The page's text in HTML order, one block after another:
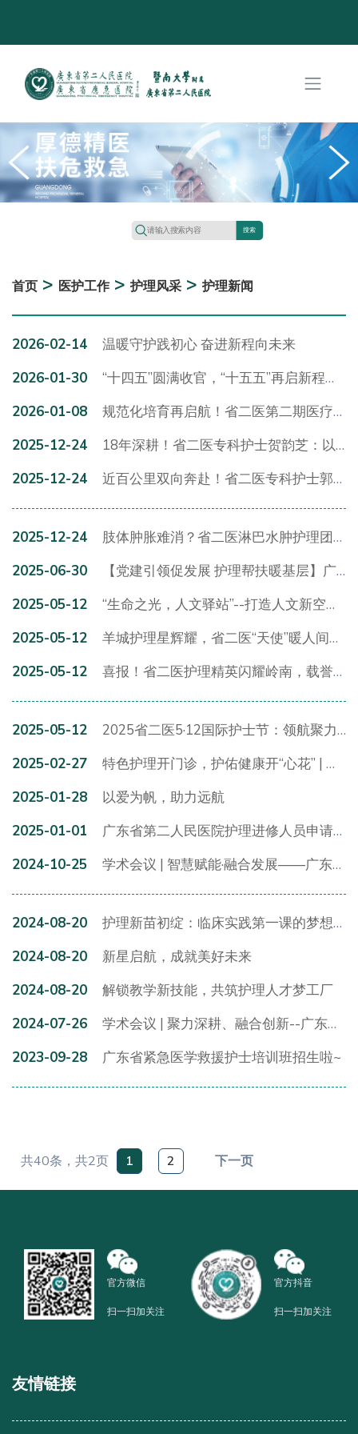
搜索
首页 > 医护工作 > 护理风采 > 护理新闻
2026-02-14
温暖守护践初心 奋进新程向未来
2026-01-30
“十四五”圆满收官，“十五五”再启新程——我院召开2025年度护理工作总结大会
2026-01-08
规范化培育再启航！省二医第二期医疗护理员培训启动，120名学员逐梦专业照护
2025-12-24
18年深耕！省二医专科护士贺韵芝：以精技立标杆，让护理抵达每个需要的角落
2025-12-24
近百公里双向奔赴！省二医专科护士郭美：以仁心精技，赴“只信你”之约
2025-12-24
肢体肿胀难消？省二医淋巴水肿护理团队：精准 “减肿”，助你重归舒适生活
2025-06-30
【党建引领促发展 护理帮扶暖基层】广东省第二人民医院护理专家赴四会市人民医院开展高水平学术交流活动
2025-05-12
“生命之光，人文驿站”--打造人文新空间，共建人文病房
2025-05-12
羊城护理星辉耀，省二医“天使”暖人间——走近俞玲娜与陈翠洁
2025-05-12
喜报！省二医护理精英闪耀岭南，载誉而归！
2025-05-12
2025省二医5·12国际护士节：领航聚力，共谱护理新篇章
2025-02-27
特色护理开门诊，护佑健康开“心花” | 我院风湿免疫病专科护理门诊、心理护理门诊正式开诊！
2025-01-28
以爱为帆，助力远航
2025-01-01
广东省第二人民医院护理进修人员申请流程
2024-10-25
学术会议 | 智慧赋能·融合发展——广东省第二人民医院第二届护理学术周顺利举行
2024-08-20
护理新苗初绽：临床实践第一课的梦想启航
2024-08-20
新星启航，成就美好未来
2024-08-20
解锁教学新技能，共筑护理人才梦工厂
2024-07-26
学术会议 | 聚力深耕、融合创新--广东省第二人民医院第一届护理学术周顺利召开
2023-09-28
广东省紧急医学救援护士培训班招生啦~
共40条，共2页 1 2 下一页
官方微信
扫一扫加关注
官方抖音
扫一扫加关注
友情链接